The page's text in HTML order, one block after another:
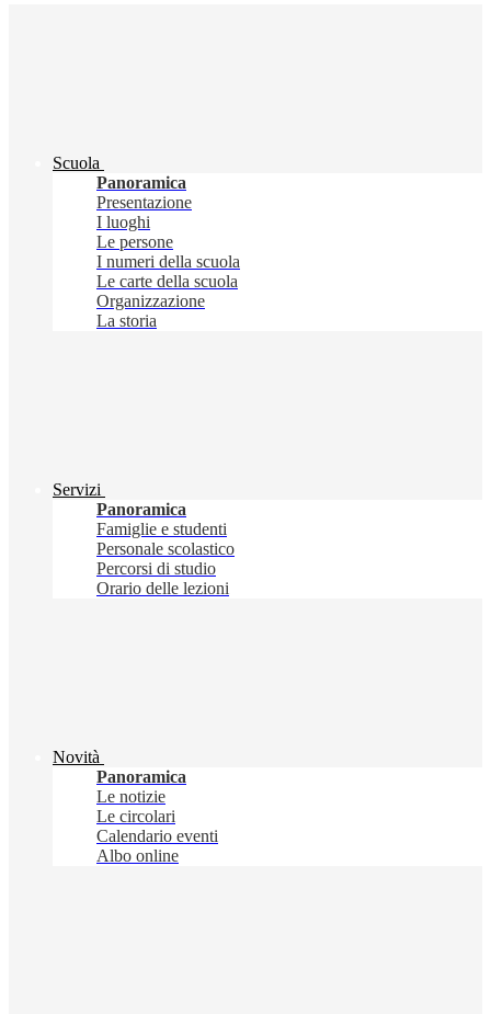
Scuola
Panoramica
Presentazione
I luoghi
Le persone
I numeri della scuola
Le carte della scuola
Organizzazione
La storia
Servizi
Panoramica
Famiglie e studenti
Personale scolastico
Percorsi di studio
Orario delle lezioni
Novità
Panoramica
Le notizie
Le circolari
Calendario eventi
Albo online